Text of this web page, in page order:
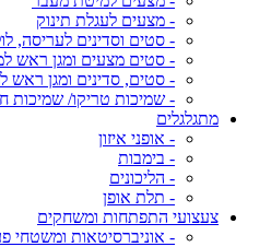
- מצעים לעגלת תינוק
- סטים וסדינים לעריסה,
- סטים מצעים ומגן ראש
- סטים, סדינים ומגן ראש
- שמיכות טריקו/ שמיכות
מתגלגלים
- אופני איזון
- בימבות
- הליכונים
- תלת אופן
צעצועי התפתחות ומשחקים
- אוניברסיטאות ומשטחי